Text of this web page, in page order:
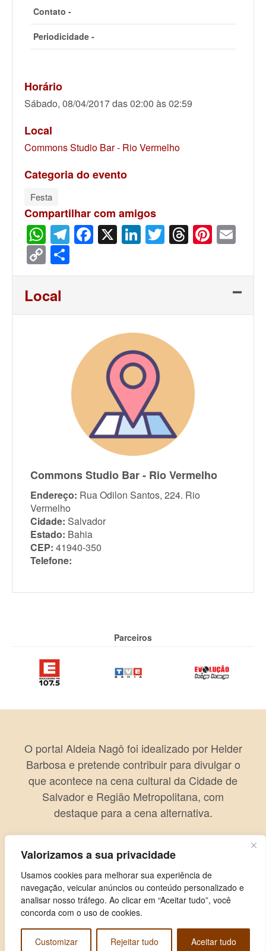
Valorizamos a sua privacidade
Usamos cookies para melhorar sua experiência de
navegação, veicular anúncios ou conteúdo personalizado e
analisar nosso tráfego. Ao clicar em “Aceitar tudo”, você
concorda com o uso de cookies.
Customizar Rejeitar tudo Aceitar tudo
Contato -
Periodicidade -
Horário
Sábado, 08/04/2017 das 02:00 às 02:59
Local
Commons Studio Bar - Rio Vermelho
Categoria do evento
Festa
Compartilhar com amigos
WhatsApp
Telegram
Facebook
X LinkedIn
Twitter
Threads
Copy
Link
Local
Commons Studio Bar - Rio Vermelho
Endereço: Rua Odilon Santos, 224. Rio
Vermelho
Cidade: Salvador
Estado: Bahia
CEP: 41940-350
Telefone:
Parceiros
O portal Aldeia Nagô foi idealizado por Helder
Barbosa e pretende contribuir para divulgar o
que acontece na cena cultural da Cidade de
Salvador e Região Metropolitana, com
destaque para a cena alternativa.